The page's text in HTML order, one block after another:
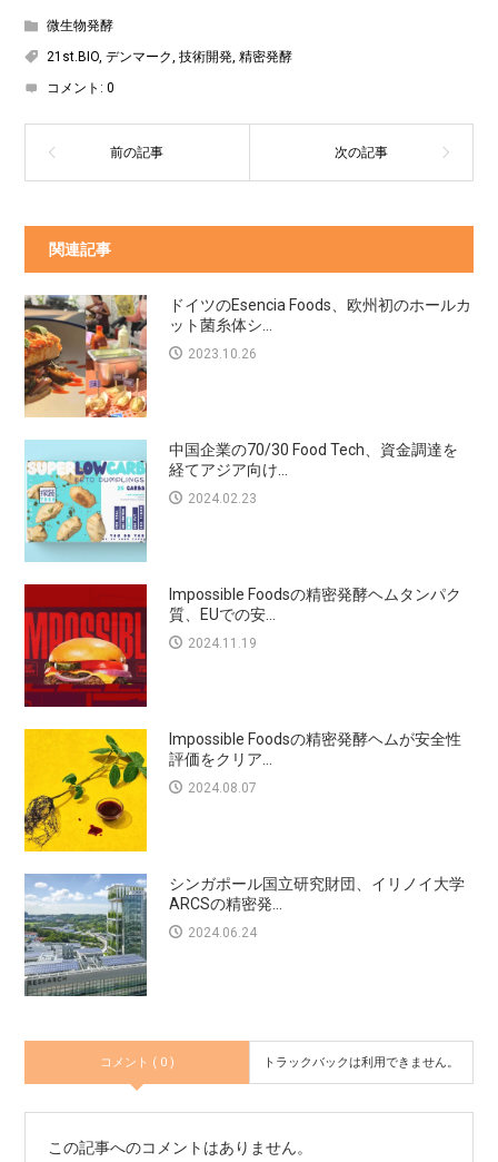
微生物発酵
21st.BIO,デンマーク,技術開発,精密発酵
コメント:0
関連記事
ドイツのEsencia Foods、欧州初のホールカ
ット菌糸体シ...
2023.10.26
中国企業の70/30 Food Tech、資金調達を
経てアジア向け...
2024.02.23
Impossible Foodsの精密発酵ヘムタンパク
質、EUでの安...
2024.11.19
Impossible Foodsの精密発酵ヘムが安全性
評価をクリア...
2024.08.07
シンガポール国立研究財団、イリノイ大学
ARCSの精密発...
2024.06.24
コメント ( 0 ) トラックバックは利用できません。
この記事へのコメントはありません。